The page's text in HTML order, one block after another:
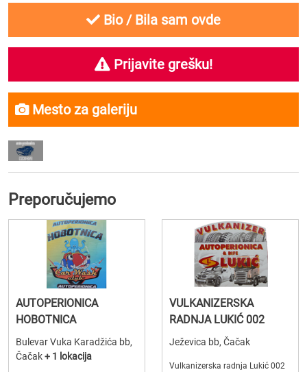
Bio / Bila sam ovde
Prijavite grešku!
Mesto za galeriju
Preporučujemo
AUTOPERIONICA
HOBOTNICA
Bulevar Vuka Karadžića bb,
Čačak+ 1 lokacija
VULKANIZERSKA
RADNJA LUKIĆ 002
Ježevica bb, Čačak
Vulkanizerska radnja Lukić 002